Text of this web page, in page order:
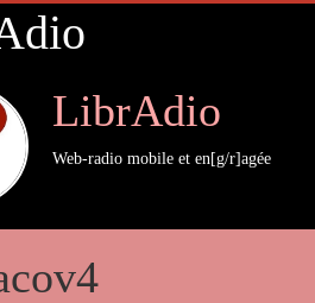
LibrAdio
Web-radio mobile et en[g/r]agée